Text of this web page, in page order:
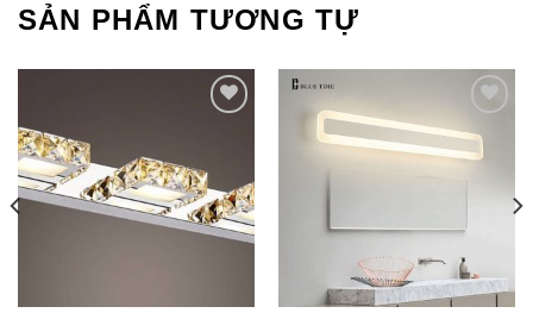
SẢN PHẨM TƯƠNG TỰ
Add to
Wishlist